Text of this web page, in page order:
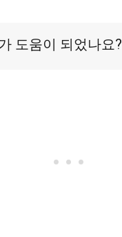
도움이 되었나요?